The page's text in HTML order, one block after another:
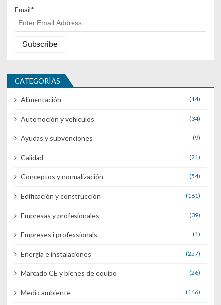
Email*
CATEGORÍAS
Alimentación (14)
Automoción y vehículos (34)
Ayudas y subvenciones (9)
Calidad (21)
Conceptos y normalización (54)
Edificación y construcción (161)
Empresas y profesionales (39)
Empreses i professionals (1)
Energía e instalaciones (257)
Marcado CE y bienes de equipo (26)
Medio ambiente (146)